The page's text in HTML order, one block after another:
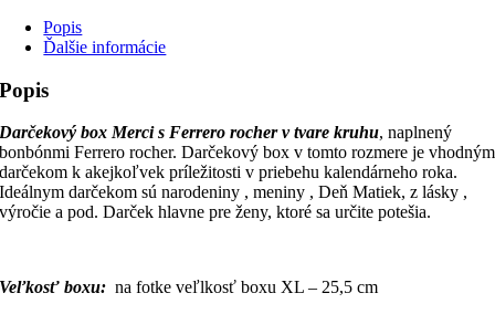
Popis
Ďalšie informácie
Popis
Darčekový box Merci s Ferrero rocher v tvare kruhu, naplnený
bonbónmi Ferrero rocher. Darčekový box v tomto rozmere je vhodným
darčekom k akejkoľvek príležitosti v priebehu kalendárneho roka.
Ideálnym darčekom sú narodeniny , meniny , Deň Matiek, z lásky ,
výročie a pod. Darček hlavne pre ženy, ktoré sa určite potešia.
Veľkosť boxu: na fotke veľlkosť boxu XL – 25,5 cm